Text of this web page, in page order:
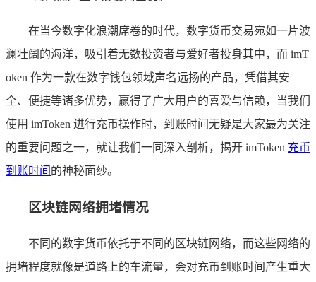
在当今数字化浪潮席卷的时代，数字货币交易宛如一片波
澜壮阔的海洋，吸引着无数投资者与爱好者投身其中，而 imT
oken 作为一款在数字钱包领域声名远扬的产品，凭借其安
全、便捷等诸多优势，赢得了广大用户的喜爱与信赖，当我们
使用 imToken 进行充币操作时，到账时间无疑是大家最为关注
的重要问题之一，就让我们一同深入剖析，揭开 imToken 充币
到账时间 的神秘面纱。
区块链网络拥堵情况
不同的数字货币依托于不同的区块链网络，而这些网络的
拥堵程度就像是道路上的车流量，会对充币到账时间产生重大